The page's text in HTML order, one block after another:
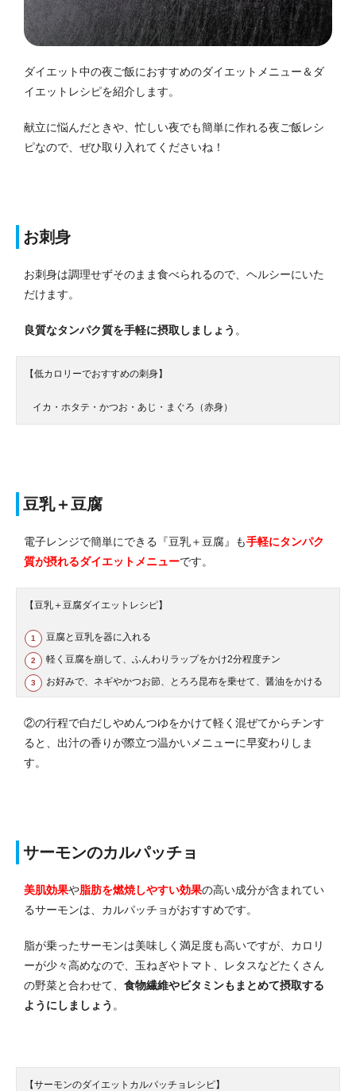
ダイエット中の夜ご飯におすすめのダイエットメニュー＆ダ
イエットレシピを紹介します。
献立に悩んだときや、忙しい夜でも簡単に作れる夜ご飯レシ
ピなので、ぜひ取り入れてくださいね！
お刺身
お刺身は調理せずそのまま食べられるので、ヘルシーにいた
だけます。
良質なタンパク質を手軽に摂取しましょう 。
【低カロリーでおすすめの刺身】
イカ・ホタテ・かつお・あじ・まぐろ（赤身）
豆乳＋豆腐
電子レンジで簡単にできる『豆乳＋豆腐』も手軽にタンパク
質が摂れるダイエットメニューです。
【豆乳＋豆腐ダイエットレシピ】
豆腐と豆乳を器に入れる
軽く豆腐を崩して、ふんわりラップをかけ2分程度チン
お好みで、ネギやかつお節、とろろ昆布を乗せて、醤油をかける
②の行程で白だしやめんつゆをかけて軽く混ぜてからチンす
ると、出汁の香りが際立つ温かいメニューに早変わりしま
す。
サーモンのカルパッチョ
美肌効果や脂肪を燃焼しやすい効果の高い成分が含まれてい
るサーモンは、カルパッチョがおすすめです。
脂が乗ったサーモンは美味しく満足度も高いですが、カロリ
ーが少々高めなので、玉ねぎやトマト、レタスなどたくさん
の野菜と合わせて、 食物繊維やビタミンもまとめて摂取する
ようにしましょう 。
【サーモンのダイエットカルパッチョレシピ】